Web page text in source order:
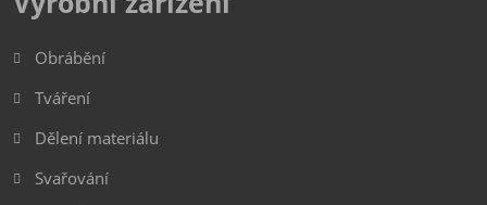
Obrábění
Tváření
Dělení materiálu
Svařování